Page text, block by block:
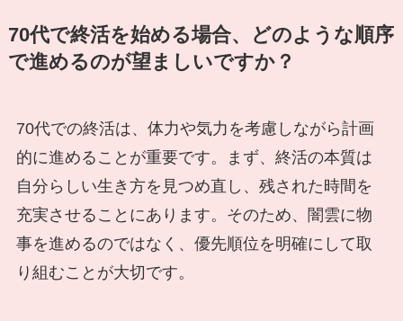
70代で終活を始める場合、どのような順序
で進めるのが望ましいですか？
70代での終活は、体力や気力を考慮しながら計画
的に進めることが重要です。まず、終活の本質は
自分らしい生き方を見つめ直し、残された時間を
充実させることにあります。そのため、闇雲に物
事を進めるのではなく、優先順位を明確にして取
り組むことが大切です。